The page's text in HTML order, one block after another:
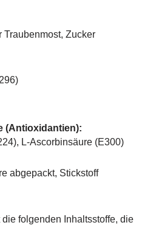
Traubenmost, Zucker
(Antioxidantien):
L-Ascorbinsäure (E300)
abgepackt, Stickstoff
folgenden Inhaltsstoffe, die